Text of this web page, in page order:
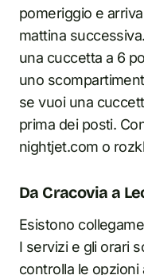
pomeriggio e
mattina
una cuccetta a 6
uno
se vuoi una
prima dei posti.
nightjet.com o
Da Cracovia a
Esistono
I servizi e gli orari
controlla le opzioni